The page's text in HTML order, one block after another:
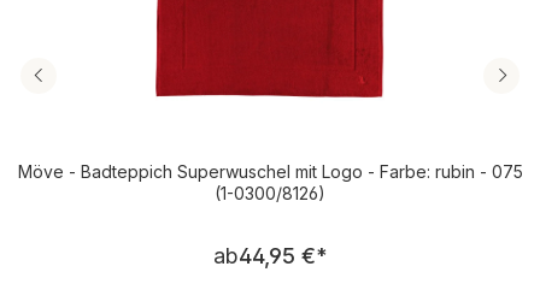
Möve - Badteppich Superwuschel mit Logo - Farbe: rubin - 075
(1-0300/8126)
Regulärer Preis:
ab44,95 €*